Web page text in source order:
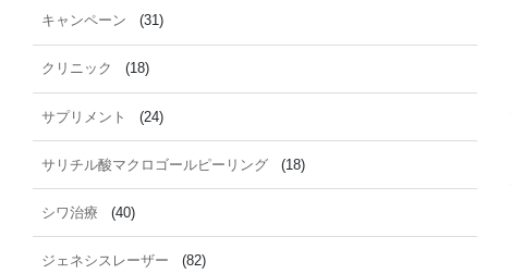
キャンペーン (31)
クリニック (18)
サプリメント (24)
サリチル酸マクロゴールピーリング (18)
シワ治療 (40)
ジェネシスレーザー (82)